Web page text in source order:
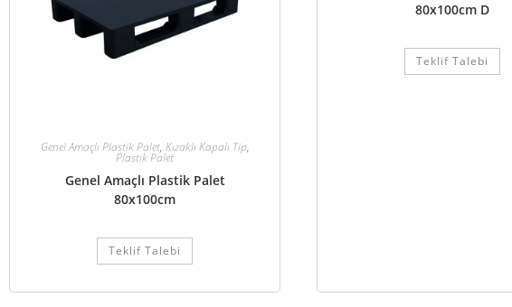
Genel Amaçlı Plastik Palet, Kızaklı Kapalı Tip,
Plastik Palet
Genel Amaçlı Plastik Palet
80x100cm
Teklif Talebi
80x100cm D
Teklif Talebi